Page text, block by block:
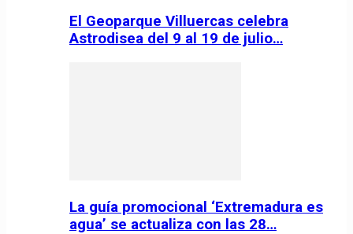
El Geoparque Villuercas celebra
Astrodisea del 9 al 19 de julio…
La guía promocional ‘Extremadura es
agua’ se actualiza con las 28…